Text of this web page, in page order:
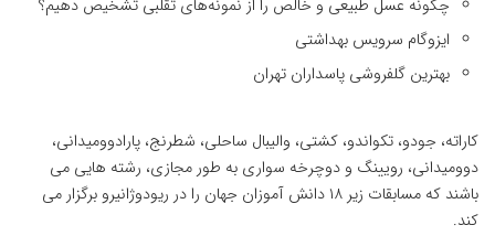
چگونه عسل طبیعی و خالص را از نمونه‌های تقلبی تشخیص دهیم؟
ایزوگام سرویس بهداشتی
بهترین گلفروشی پاسداران تهران
کاراته، جودو، تکواندو، کشتی، والیبال ساحلی، شطرنج، پارادوومیدانی،
دوومیدانی، رویینگ و دوچرخه سواری به طور مجازی، رشته هایی می
باشند که مسابقات زیر ۱۸ دانش آموزان جهان را در ریودوژانیرو برگزار می
کند.